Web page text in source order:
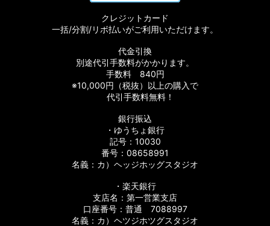
【シマノ】11バイオマスター［BIOMASTER］対応 カスタムパ
【シマノ】08バイオマスター［BIOMASTER］対応 カスタムパ
【シマノ】06バイオマスターMg［BIOMASTER Mg］対応 カ
【シマノ】13-16バイオマスターSW［BIOMASTER SW］対応
【シマノ】10バイオマスターSW［BIOMASTER SW］対応 カ
【シマノ】19スフェロスSW［SPHEROS SW］対応 カスタム
クレジットカード
一括/分割/リボ払いがご利用いただけます。
代金引換
別途代引手数料がかかります。
手数料 840円
※10,000円（税抜）以上の購入で
代引手数料無料！
銀行振込
・ゆうちょ銀行
記号：10030
番号：08658991
名義：カ）ヘッジホッグスタジオ
・楽天銀行
支店名：第一営業支店
口座番号：普通 7088997
名義：カ）ヘツジホツグスタジオ